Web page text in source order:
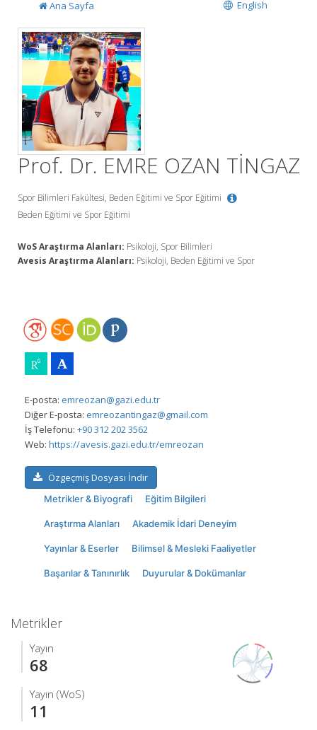
English
Ana Sayfa
Prof. Dr. EMRE OZAN TİNGAZ
Spor Bilimleri Fakültesi, Beden Eğitimi ve Spor Eğitimi
Beden Eğitimi ve Spor Eğitimi
WoS Araştırma Alanları: Psikoloji, Spor Bilimleri
Avesis Araştırma Alanları: Psikoloji, Beden Eğitimi ve Spor
E-posta: emreozan@gazi.edu.tr
Diğer E-posta: emreozantingaz@gmail.com
İş Telefonu: +90 312 202 3562
Web: https://avesis.gazi.edu.tr/emreozan
Özgeçmiş Dosyası İndir
Metrikler & Biyografi Eğitim Bilgileri
Araştırma Alanları Akademik İdari Deneyim
Yayınlar & Eserler Bilimsel & Mesleki Faaliyetler
Başarılar & Tanınırlık Duyurular & Dokümanlar
Metrikler
Yayın
68
Yayın (WoS)
11